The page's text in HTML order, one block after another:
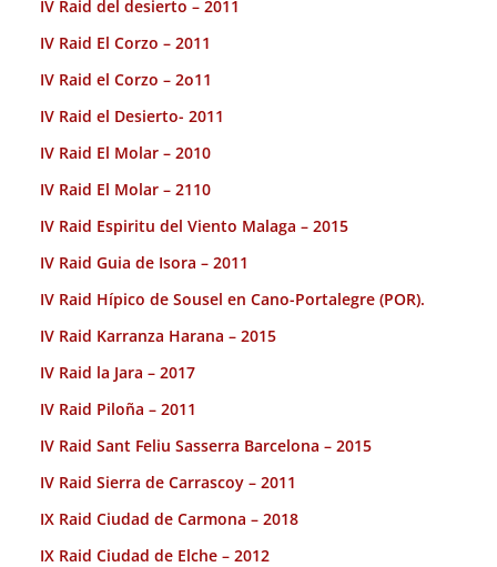
IV Raid del desierto – 2011
IV Raid El Corzo – 2011
IV Raid el Corzo – 2o11
IV Raid el Desierto- 2011
IV Raid El Molar – 2010
IV Raid El Molar – 2110
IV Raid Espiritu del Viento Malaga – 2015
IV Raid Guia de Isora – 2011
IV Raid Hípico de Sousel en Cano-Portalegre (POR).
IV Raid Karranza Harana – 2015
IV Raid la Jara – 2017
IV Raid Piloña – 2011
IV Raid Sant Feliu Sasserra Barcelona – 2015
IV Raid Sierra de Carrascoy – 2011
IX Raid Ciudad de Carmona – 2018
IX Raid Ciudad de Elche – 2012